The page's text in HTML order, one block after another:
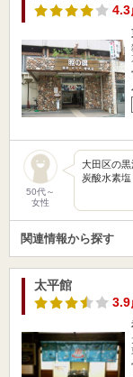
4.3
50代～
女性
大田区の黒
炭酸水素
関連情報から探す
太平館
3.9